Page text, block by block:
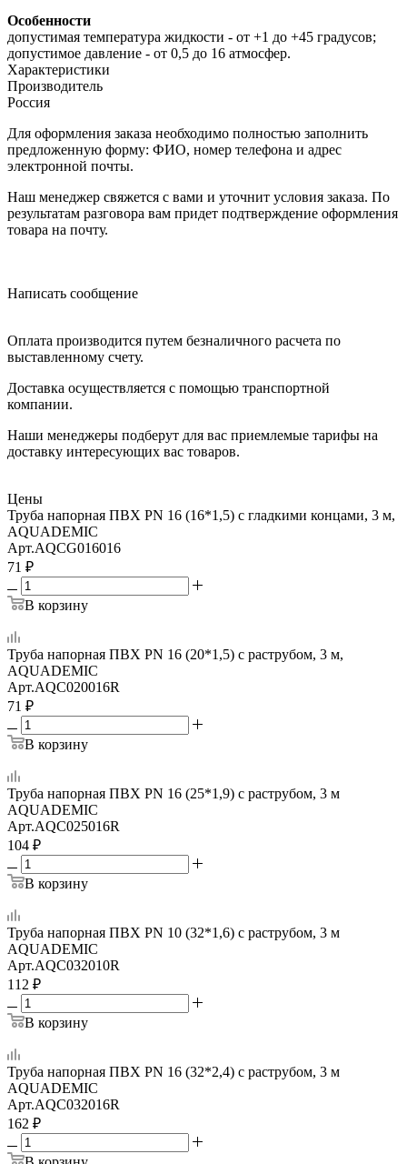
Особенности
допустимая температура жидкости - от +1 до +45 градусов;
допустимое давление - от 0,5 до 16 атмосфер.
Характеристики
Производитель
Россия
Для оформления заказа необходимо полностью заполнить
предложенную форму: ФИО, номер телефона и адрес
электронной почты.
Наш менеджер свяжется с вами и уточнит условия заказа. По
результатам разговора вам придет подтверждение оформления
товара на почту.
Написать сообщение
Оплата производится путем безналичного расчета по
выставленному счету.
Доставка осуществляется с помощью транспортной
компании.
Наши менеджеры подберут для вас приемлемые тарифы на
доставку интересующих вас товаров.
Цены
Труба напорная ПВХ PN 16 (16*1,5) с гладкими концами, 3 м,
AQUADEMIC
Арт.AQCG016016
71 ₽
В корзину
Труба напорная ПВХ PN 16 (20*1,5) с раструбом, 3 м,
AQUADEMIC
Арт.AQC020016R
71 ₽
В корзину
Труба напорная ПВХ PN 16 (25*1,9) с раструбом, 3 м
AQUADEMIC
Арт.AQC025016R
104 ₽
В корзину
Труба напорная ПВХ PN 10 (32*1,6) с раструбом, 3 м
AQUADEMIC
Арт.AQC032010R
112 ₽
В корзину
Труба напорная ПВХ PN 16 (32*2,4) с раструбом, 3 м
AQUADEMIC
Арт.AQC032016R
162 ₽